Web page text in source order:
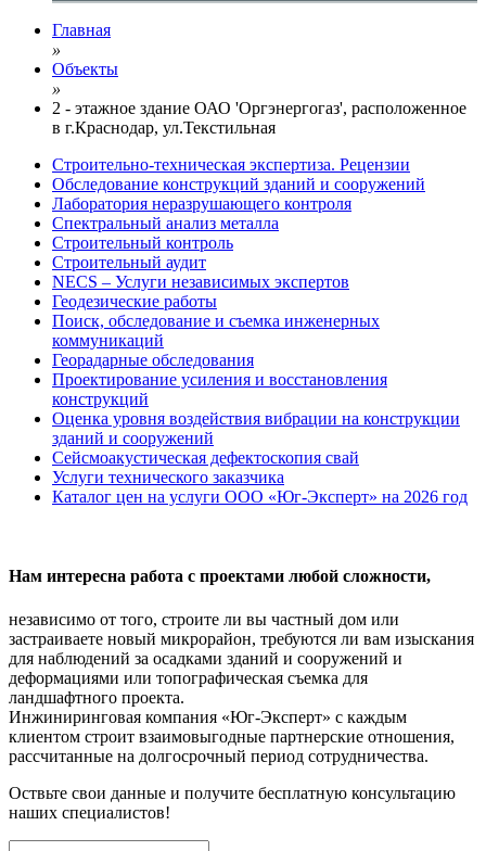
Главная
»
Объекты
»
2 - этажное здание ОАО 'Оргэнергогаз', расположенное
в г.Краснодар, ул.Текстильная
Строительно-техническая экспертиза. Рецензии
Обследование конструкций зданий и сооружений
Лаборатория неразрушающего контроля
Спектральный анализ металла
Строительный контроль
Строительный аудит
NECS – Услуги независимых экспертов
Геодезические работы
Поиск, обследование и съемка инженерных
коммуникаций
Георадарные обследования
Проектирование усиления и восстановления
конструкций
Оценка уровня воздействия вибрации на конструкции
зданий и сооружений
Сейсмоакустическая дефектоскопия свай
Услуги технического заказчика
Каталог цен на услуги ООО «Юг-Эксперт» на 2026 год
Нам интересна работа с проектами любой сложности,
независимо от того, строите ли вы частный дом или
застраиваете новый микрорайон, требуются ли вам изыскания
для наблюдений за осадками зданий и сооружений и
деформациями или топографическая съемка для
ландшафтного проекта.
Инжиниринговая компания «Юг-Эксперт» с каждым
клиентом строит взаимовыгодные партнерские отношения,
рассчитанные на долгосрочный период сотрудничества.
Оствьте свои данные и получите бесплатную консультацию
наших специалистов!